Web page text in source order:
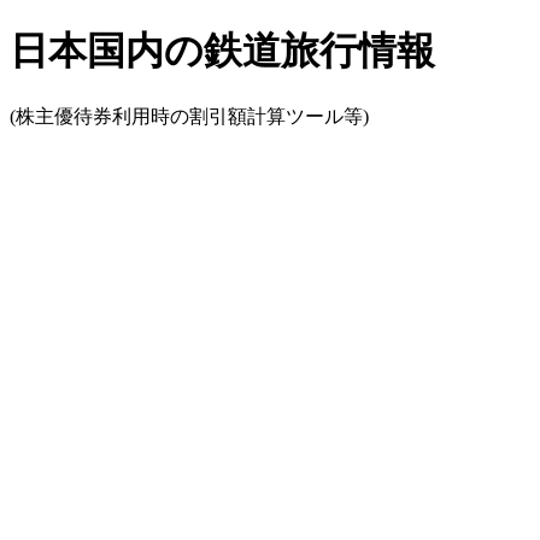
日本国内の鉄道旅行情報
(株主優待券利用時の割引額計算ツール等)